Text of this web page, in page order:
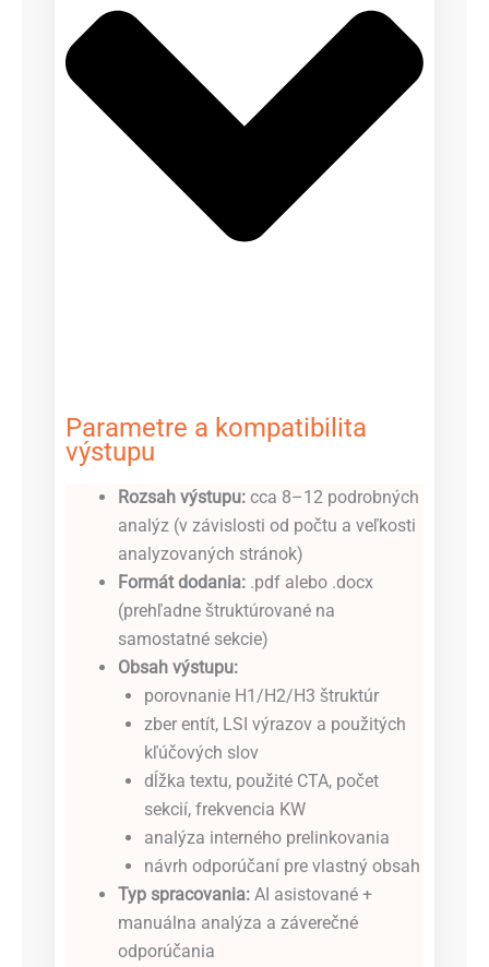
Parametre a kompatibilita
výstupu
Rozsah výstupu: cca 8–12 podrobných
analýz (v závislosti od počtu a veľkosti
analyzovaných stránok)
Formát dodania: .pdf alebo .docx
(prehľadne štruktúrované na
samostatné sekcie)
Obsah výstupu:
porovnanie H1/H2/H3 štruktúr
zber entít, LSI výrazov a použitých
kľúčových slov
dĺžka textu, použité CTA, počet
sekcií, frekvencia KW
analýza interného prelinkovania
návrh odporúčaní pre vlastný obsah
Typ spracovania: AI asistované +
manuálna analýza a záverečné
odporúčania